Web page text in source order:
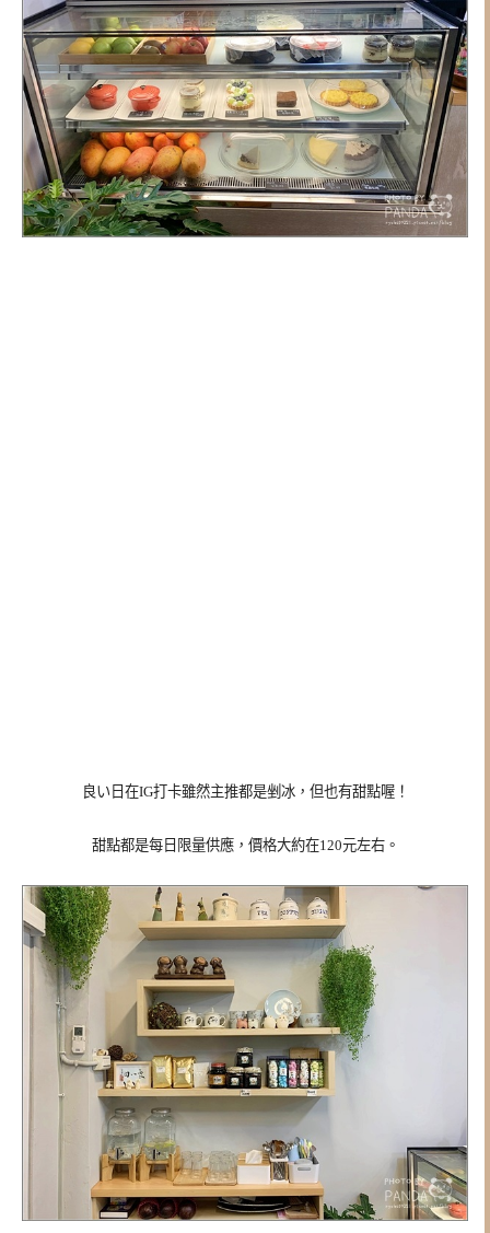
良い日在IG打卡雖然主推都是剉冰，但也有甜點喔！
甜點都是每日限量供應，價格大約在120元左右。